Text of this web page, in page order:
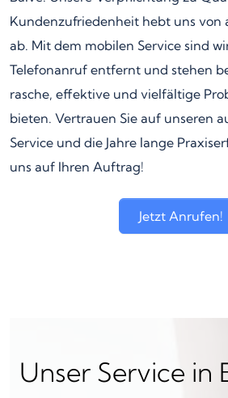
Kundenzufriedenheit hebt uns von
ab. Mit dem mobilen Service sind
Telefonanruf entfernt und stehen
rasche, effektive und vielfältige
bieten. Vertrauen Sie auf unseren
Service und die Jahre lange
uns auf Ihren Auftrag!
Jetzt Anrufen!
Unser Service in